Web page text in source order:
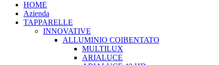
HOME
Azienda
TAPPARELLE
INNOVATIVE
ALLUMINIO COIBENTATO
MULTILUX
ARIALUCE